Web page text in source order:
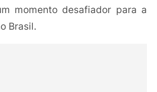
momento desafiador para a
Brasil.